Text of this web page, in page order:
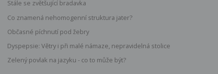
Stále se zvětšující bradavka
Co znamená nehomogenní struktura jater?
Občasné píchnutí pod žebry
Dyspepsie: Větry i při malé námaze, nepravidelná stolice
Zelený povlak na jazyku - co to může být?